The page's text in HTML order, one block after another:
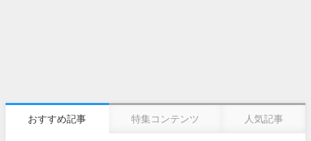
おすすめ記事 特集コンテンツ 人気記事